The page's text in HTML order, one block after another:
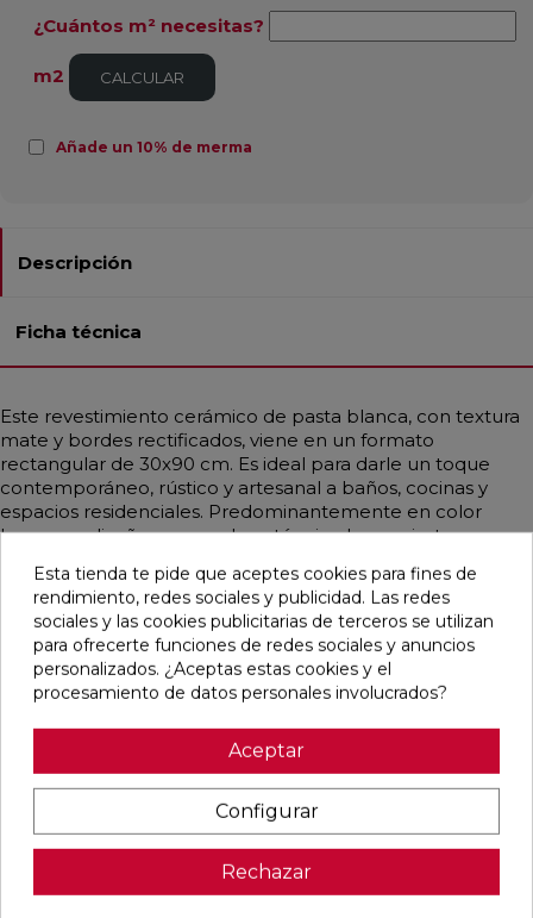
¿Cuántos m² necesitas?
m2 CALCULAR
Añade un 10% de merma
Descripción
Ficha técnica
Este revestimiento cerámico de pasta blanca, con textura
mate y bordes rectificados, viene en un formato
rectangular de 30x90 cm. Es ideal para darle un toque
contemporáneo, rústico y artesanal a baños, cocinas y
espacios residenciales. Predominantemente en color
hueso, su diseño monocolor y técnico lo convierte en una
Pensamos que te puede interesar
ALAPLANA
GREY MATE
favorite
VERONA
WHITE MATE
RECTIFICADO
favorite
KAWAII GREY
31,6X100
RECTIFICADO
favorite
PALOMASTONE
33,3X100
favorite
Esta tienda te pide que aceptes cookies para fines de
rendimiento, redes sociales y publicidad. Las redes
sociales y las cookies publicitarias de terceros se utilizan
para ofrecerte funciones de redes sociales y anuncios
personalizados. ¿Aceptas estas cookies y el
procesamiento de datos personales involucrados?
Aceptar
Configurar
Rechazar